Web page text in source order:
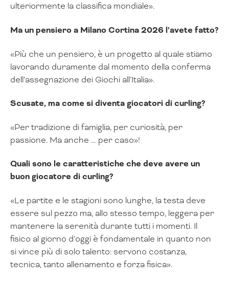
ulteriormente la classifica mondiale».
Ma un pensiero a Milano Cortina 2026 l’avete fatto?
«Più che un pensiero, è un progetto al quale stiamo
lavorando duramente dal momento della conferma
dell’assegnazione dei Giochi all’Italia».
Scusate, ma come si diventa giocatori di curling?
«Per tradizione di famiglia, per curiosità, per
passione. Ma anche … per caso»!
Quali sono le caratteristiche che deve avere un
buon giocatore di curling?
«Le partite e le stagioni sono lunghe, la testa deve
essere sul pezzo ma, allo stesso tempo, leggera per
mantenere la serenità durante tutti i momenti. Il
fisico al giorno d’oggi è fondamentale in quanto non
si vince più di solo talento: servono costanza,
tecnica, tanto allenamento e forza fisica».